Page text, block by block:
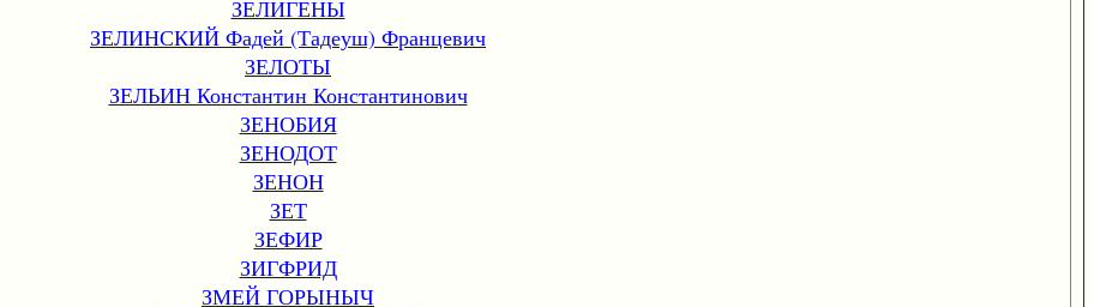
ЗЕЛИГЕНЫ
ЗЕЛИНСКИЙ Фадей (Тадеуш) Францевич
ЗЕЛОТЫ
ЗЕЛЬИН Константин Константинович
ЗЕНОБИЯ
ЗЕНОДОТ
ЗЕНОН
ЗЕТ
ЗЕФИР
ЗИГФРИД
ЗМЕЙ ГОРЫНЫЧ